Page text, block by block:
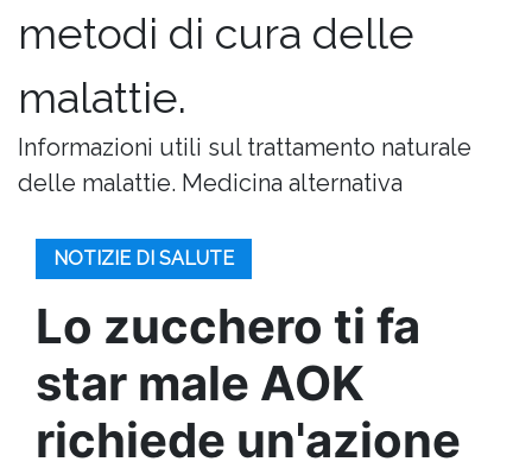
metodi di cura delle
malattie.
Informazioni utili sul trattamento naturale
delle malattie. Medicina alternativa
NOTIZIE DI SALUTE
Lo zucchero ti fa
star male AOK
richiede un'azione